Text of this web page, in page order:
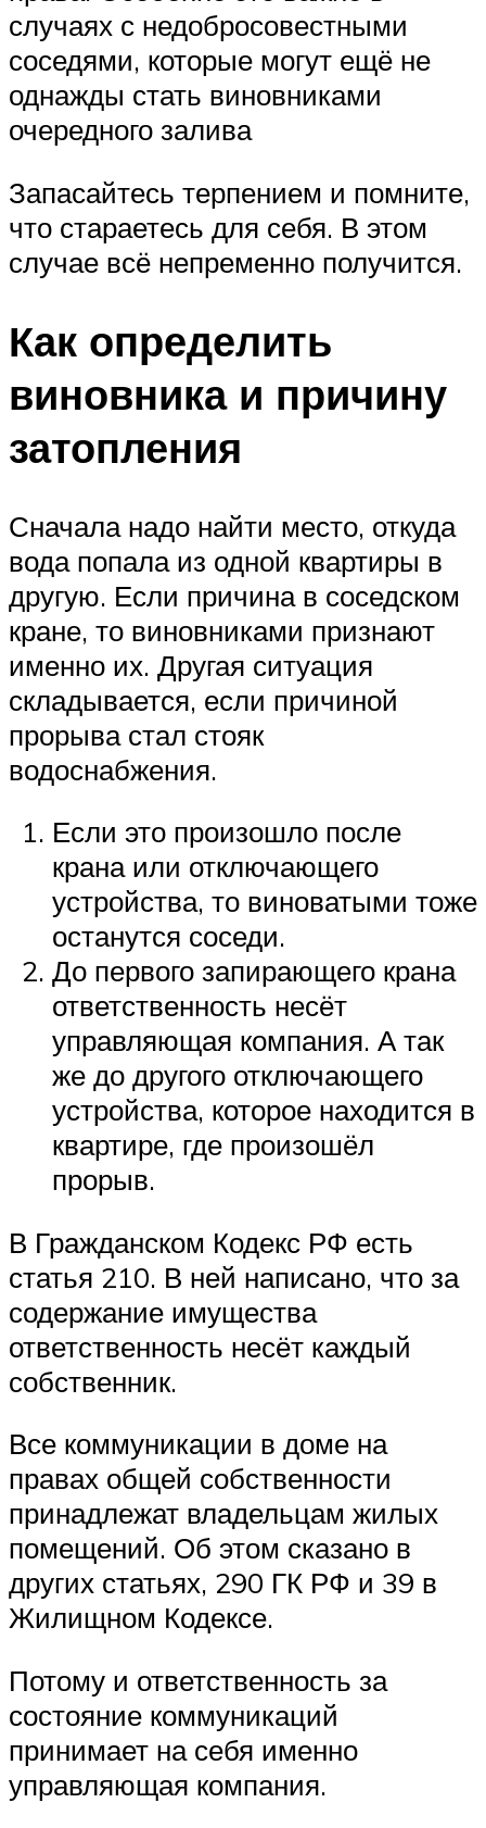
случаях с недобросовестными
соседями, которые могут ещё не
однажды стать виновниками
очередного залива
Запасайтесь терпением и помните,
что стараетесь для себя. В этом
случае всё непременно получится.
Как определить
виновника и причину
затопления
Сначала надо найти место, откуда
вода попала из одной квартиры в
другую. Если причина в соседском
кране, то виновниками признают
именно их. Другая ситуация
складывается, если причиной
прорыва стал стояк
водоснабжения.
Если это произошло после
крана или отключающего
устройства, то виноватыми тоже
останутся соседи.
До первого запирающего крана
ответственность несёт
управляющая компания. А так
же до другого отключающего
устройства, которое находится в
квартире, где произошёл
прорыв.
В Гражданском Кодекс РФ есть
статья 210. В ней написано, что за
содержание имущества
ответственность несёт каждый
собственник.
Все коммуникации в доме на
правах общей собственности
принадлежат владельцам жилых
помещений. Об этом сказано в
других статьях, 290 ГК РФ и 39 в
Жилищном Кодексе.
Потому и ответственность за
состояние коммуникаций
принимает на себя именно
управляющая компания.